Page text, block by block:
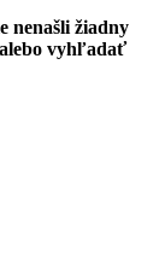
odrôd
Hrozno
riadenej
nenašli žiadny
vyhľadať